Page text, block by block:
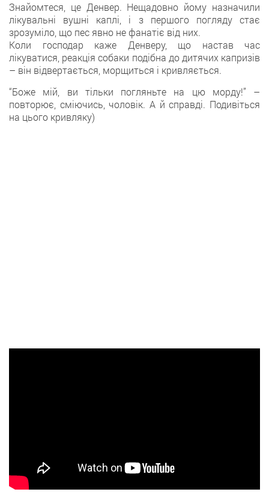
Знайомтеся, це Денвер. Нещадовно йому назначили
лікувальні вушні каплі, і з першого погляду стає
зрозуміло, що пес явно не фанатіє від них.
Коли господар каже Денверу, що настав час
лікуватися, реакція собаки подібна до дитячих капризів
– він відвертається, морщиться і кривляється.
“Боже мій, ви тільки погляньте на цю морду!” –
повторює, сміючись, чоловік. А й справді. Подивіться
на цього кривляку)